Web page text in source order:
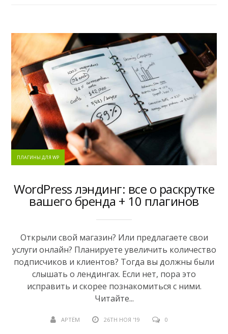
ПЛАГИНЫ ДЛЯ WP
WordPress лэндинг: все о раскрутке
вашего бренда + 10 плагинов
Открыли свой магазин? Или предлагаете свои
услуги онлайн? Планируете увеличить количество
подписчиков и клиентов? Тогда вы должны были
слышать о лендингах. Если нет, пора это
исправить и скорее познакомиться с ними.
Читайте...
АРТЁМ 26TH НОЯ '19 0